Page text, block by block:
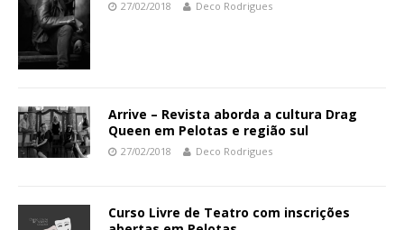
27/02/2018 Deco Rodrigues
Arrive – Revista aborda a cultura Drag
Queen em Pelotas e região sul
27/02/2018 Deco Rodrigues
Curso Livre de Teatro com inscrições